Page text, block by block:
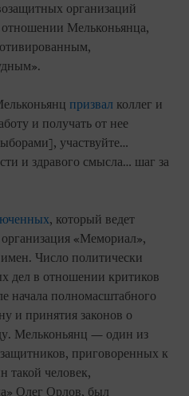
организаций
Мельконьянца,
призвал коллег и
и получать от нее
участвуйте…
и здравого смысла… шаг за
, который ведет
«Мемориал»,
Число политически
дел в отношении критиков
начала полномасштабного
и принятия законов о
Мельконьянц — один из
приговоренных к
такой человек,
Олег Орлов, был